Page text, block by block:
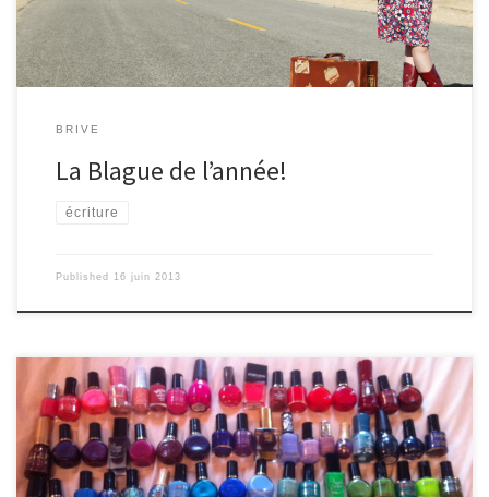
nouvelle fois je vais rater LA blague de l’année ! Tant […]
BRIVE
La Blague de l’année!
écriture
Published 16 juin 2013
Comme je séchais sur ma copie pour écrire un article, couvrant
comme je pouvais la feuille blanche avec ma main gauche, mon
professeur, qui venait voir où j’en étais, est resté interdit devant la
couleur de mes ongles (un joli jaune canari, pourtant…) et,